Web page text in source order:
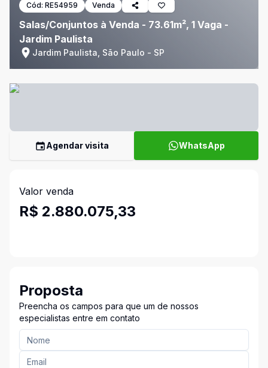
Cód: RE54959 Venda
Salas/Conjuntos à Venda - 73.61m², 1 Vaga -
Jardim Paulista
Jardim Paulista, São Paulo - SP
Agendar visita WhatsApp
Valor venda
R$ 2.880.075,33
Proposta
Preencha os campos para que um de nossos
especialistas entre em contato